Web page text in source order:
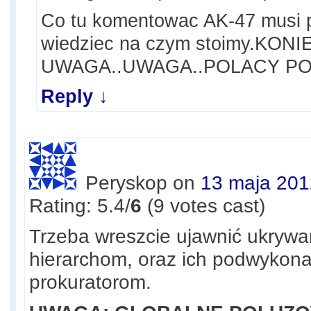
Co tu komentowac AK-47 musi
wiedziec na czym
UWAGA..UWAGA..POLACY
Reply ↓
Peryskop on 13 maja
Rating: 5.4/6 (9 votes cast)
Trzeba wreszcie ujawnić
hierarchom, oraz ich
prokuratorom.